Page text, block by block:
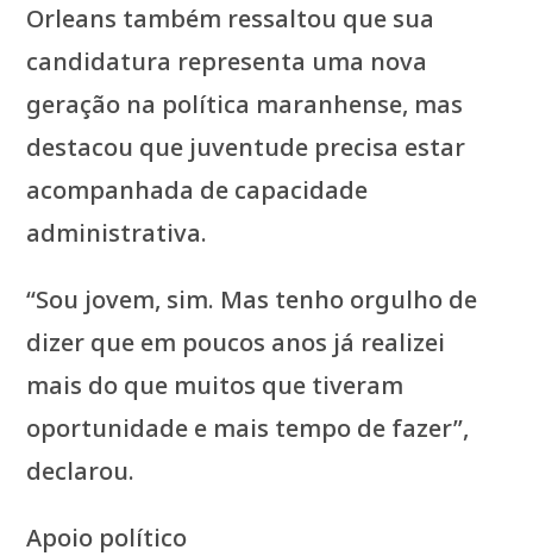
Orleans também ressaltou que sua
candidatura representa uma nova
geração na política maranhense, mas
destacou que juventude precisa estar
acompanhada de capacidade
administrativa.
“Sou jovem, sim. Mas tenho orgulho de
dizer que em poucos anos já realizei
mais do que muitos que tiveram
oportunidade e mais tempo de fazer”,
declarou.
Apoio político